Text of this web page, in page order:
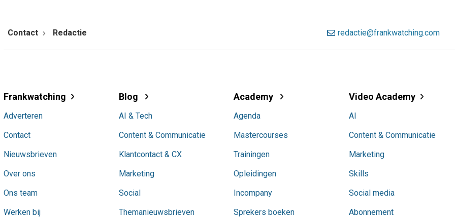
Contact Redactie redactie@frankwatching.com
Frankwatching
Adverteren
Contact
Nieuwsbrieven
Over ons
Ons team
Werken bij
Blog
AI & Tech
Content & Communicatie
Klantcontact & CX
Marketing
Social
Themanieuwsbrieven
Academy
Agenda
Mastercourses
Trainingen
Opleidingen
Incompany
Sprekers boeken
Video Academy
AI
Content & Communicatie
Marketing
Skills
Social media
Abonnement